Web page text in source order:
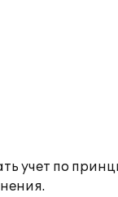
учет по